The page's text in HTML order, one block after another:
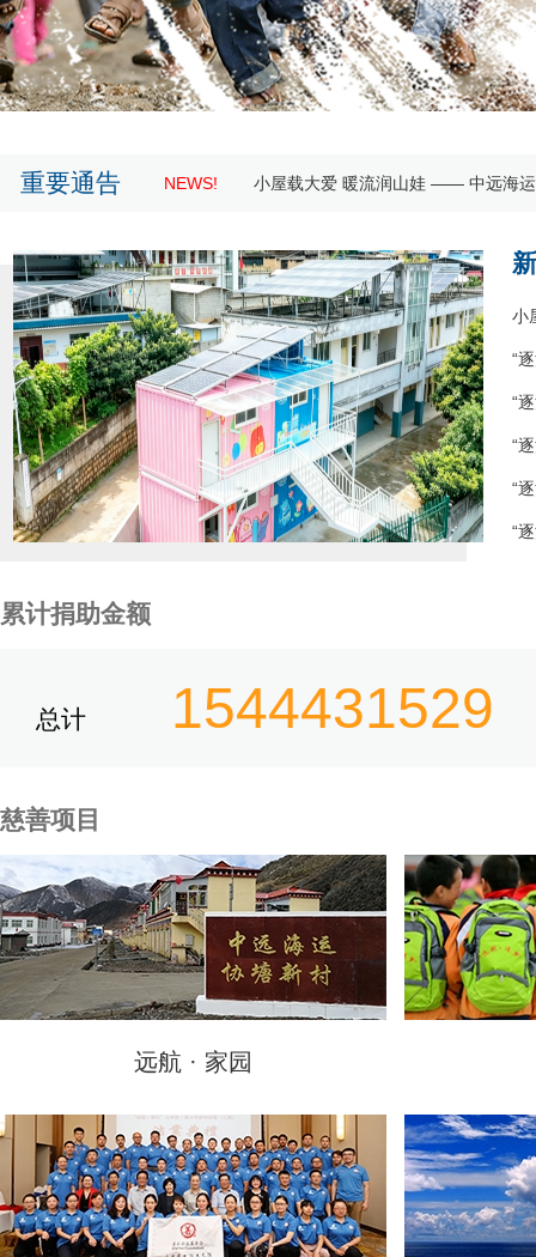
重要通告 NEWS! 小屋载大爱 暖流润山娃 —— 中远海运
小
“
“
“
“
“
累计捐助金额
总计 1544431529
慈善项目
远航 · 家园